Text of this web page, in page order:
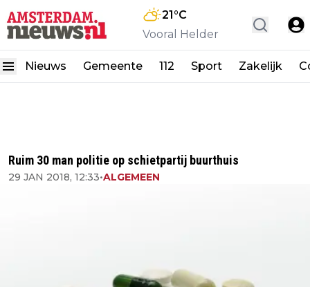
21°C
Vooral Helder
Nieuws Gemeente 112 Sport Zakelijk
Ruim 30 man politie op schietpartij buurthuis
29 JAN 2018, 12:33•ALGEMEEN